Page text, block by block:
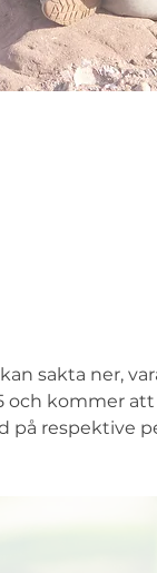
sakta ner,
och kommer
respektive